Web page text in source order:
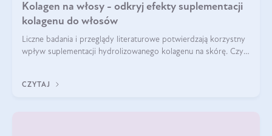
Kolagen na włosy - odkryj efekty suplementacji
kolagenu do włosów
Liczne badania i przeglądy literaturowe potwierdzają korzystny
wpływ suplementacji hydrolizowanego kolagenu na skórę. Czy
CZYTAJ